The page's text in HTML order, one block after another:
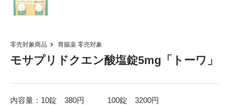
零売対象商品 胃腸薬 零売対象
モサプリドクエン酸塩錠5mg「トーワ」
内容量：10錠 380円 100錠 3200円